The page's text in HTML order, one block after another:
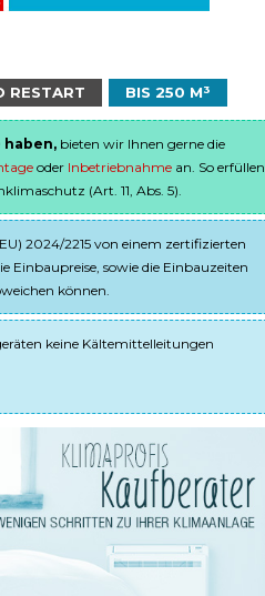
RESTART BIS 250 M³
haben, bieten wir Ihnen gerne die
oder Inbetriebnahme an. So erfüllen
(Art. 11, Abs. 5).
2024/2215 von einem zertifizierten
Einbaupreise, sowie die Einbauzeiten
können.
keine Kältemittelleitungen